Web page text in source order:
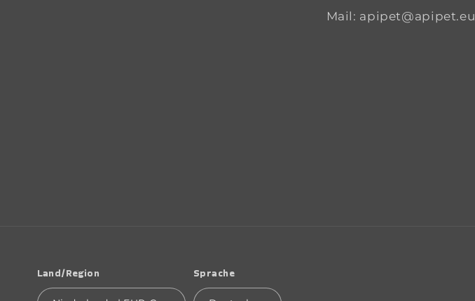
Mail: apipet@apipet.eu
Land/Region Sprache